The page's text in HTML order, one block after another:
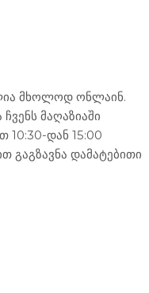
მხოლოდ ონლაინ.
მაღაზიაში
10:30-დან 15:00
გაგზავნა დამატებითი